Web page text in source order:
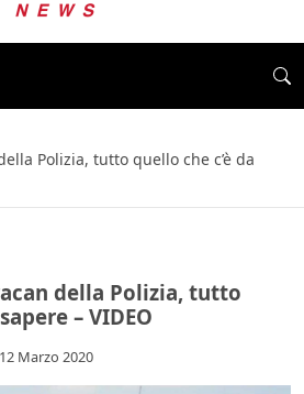
Polizia, tutto quello che c’è da
della Polizia, tutto
– VIDEO
12 Marzo 2020